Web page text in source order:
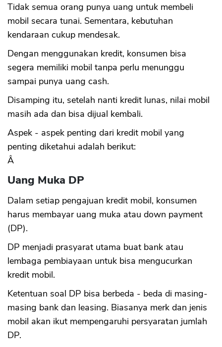
Tidak semua orang punya uang untuk membeli
mobil secara tunai. Sementara, kebutuhan
kendaraan cukup mendesak.
Dengan menggunakan kredit, konsumen bisa
segera memiliki mobil tanpa perlu menunggu
sampai punya uang cash.
Disamping itu, setelah nanti kredit lunas, nilai mobil
masih ada dan bisa dijual kembali.
Aspek - aspek penting dari kredit mobil yang
penting diketahui adalah berikut:
Â
Uang Muka DP
Dalam setiap pengajuan kredit mobil, konsumen
harus membayar uang muka atau down payment
(DP).
DP menjadi prasyarat utama buat bank atau
lembaga pembiayaan untuk bisa mengucurkan
kredit mobil.
Ketentuan soal DP bisa berbeda - beda di masing-
masing bank dan leasing. Biasanya merk dan jenis
mobil akan ikut mempengaruhi persyaratan jumlah
DP.